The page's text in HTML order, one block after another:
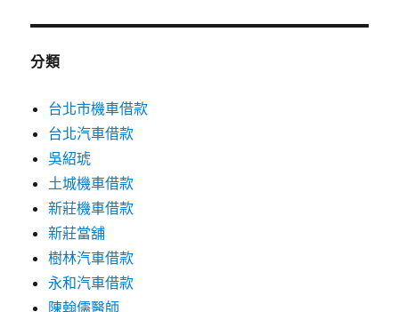
分類
台北市機車借款
台北汽車借款
吳紹琥
土城機車借款
新莊機車借款
新莊當舖
樹林汽車借款
永和汽車借款
陳翰儒醫師